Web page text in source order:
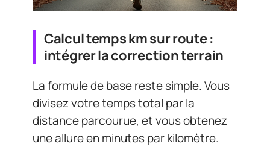
Calcul temps km sur route :
intégrer la correction terrain
La formule de base reste simple. Vous
divisez votre temps total par la
distance parcourue, et vous obtenez
une allure en minutes par kilomètre.